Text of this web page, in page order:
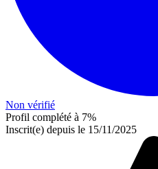
Non vérifié
Profil complété à 7%
Inscrit(e) depuis le 15/11/2025